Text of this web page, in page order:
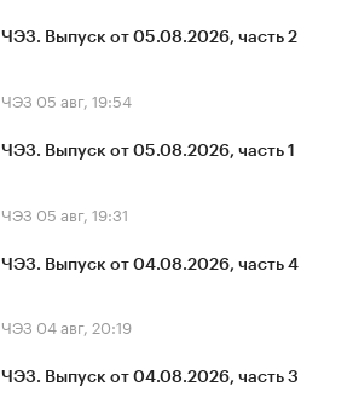
ЧЭЗ. Выпуск от 05.08.2026, часть 2
ЧЭЗ 05 авг, 19:54
ЧЭЗ. Выпуск от 05.08.2026, часть 1
ЧЭЗ 05 авг, 19:31
ЧЭЗ. Выпуск от 04.08.2026, часть 4
ЧЭЗ 04 авг, 20:19
ЧЭЗ. Выпуск от 04.08.2026, часть 3